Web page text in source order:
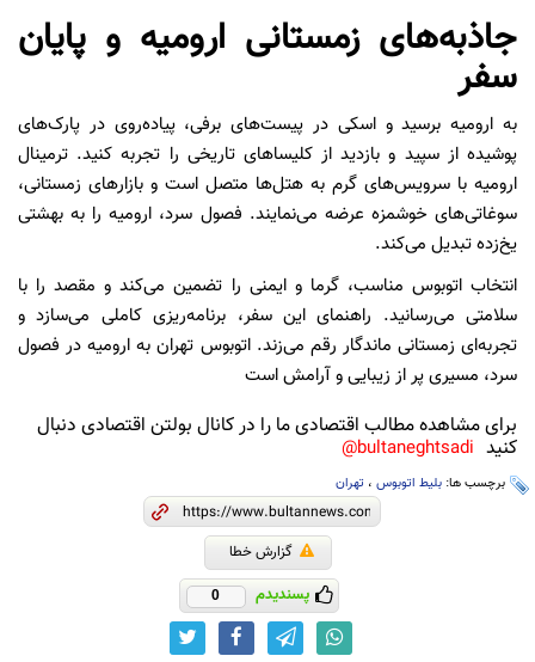
جاذبه‌های زمستانی ارومیه و پایان
سفر
به ارومیه برسید و اسکی در پیست‌های برفی، پیاده‌روی در پارک‌های
پوشیده از سپید و بازدید از کلیساهای تاریخی را تجربه کنید. ترمینال
ارومیه با سرویس‌های گرم به هتل‌ها متصل است و بازارهای زمستانی،
سوغاتی‌های خوشمزه عرضه می‌نمایند. فصول سرد، ارومیه را به بهشتی
یخ‌زده تبدیل می‌کند.
انتخاب اتوبوس مناسب، گرما و ایمنی را تضمین می‌کند و مقصد را با
سلامتی می‌رسانید. راهنمای این سفر، برنامه‌ریزی کاملی می‌سازد و
تجربه‌ای زمستانی ماندگار رقم می‌زند. اتوبوس تهران به ارومیه در فصول
سرد، مسیری پر از زیبایی و آرامش است
برای مشاهده مطالب اقتصادی ما را در کانال بولتن اقتصادی دنبال
کنید bultaneghtsadi@
برچسب ها: بلیط اتوبوس ، تهران
گزارش خطا
پسندیدم 0